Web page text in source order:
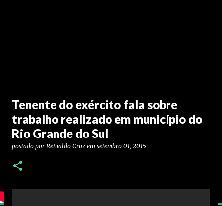
Tenente do exército fala sobre
trabalho realizado em município do
Rio Grande do Sul
postado por Reinaldo Cruz em setembro 01, 2015